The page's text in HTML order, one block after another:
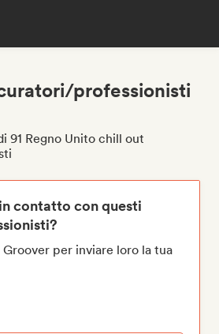
professionisti
91 Regno Unito chill out
contatto con questi
per inviare loro la tua